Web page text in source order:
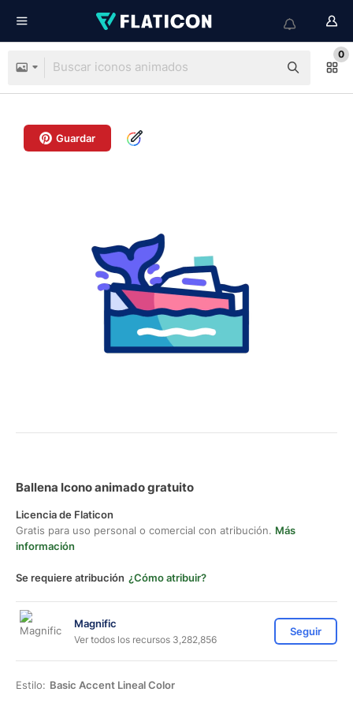
0
Guardar
Ballena Icono animado gratuito
Licencia de Flaticon
Gratis para uso personal o comercial con atribución. Más
información
Se requiere atribución ¿Cómo atribuir?
Magnific
Ver todos los recursos 3,282,856
Seguir
Estilo: Basic Accent Lineal Color